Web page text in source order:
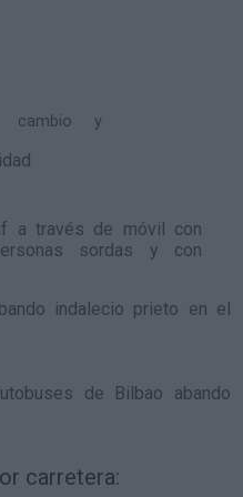
cambio y
a través de móvil con
sordas y con
indalecio prieto en el
carretera: